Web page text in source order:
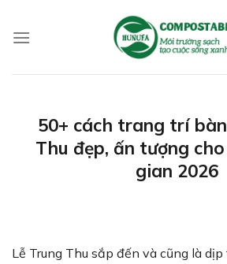
content
50+ cách trang trí
Thu đẹp, ấn tượng
gian 2026
Lễ Trung Thu sắp đến và cũng là